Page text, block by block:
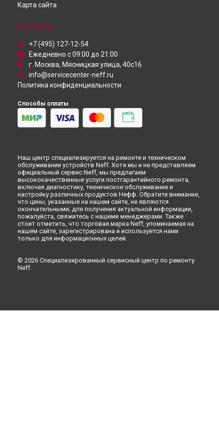
Ремонт стиральной машины Neff в
Ремонт стиральной машины Neff в
Ремонт стиральной машины Neff в
Карта сайта
КОНТАКТЫ
+7 (495) 127-12-54
Ежедневно с 09:00 до 21:00
г. Москва, Мясницкая улица, 40с16
info@servicecenter-neff.ru
Политика конфиденциальности
Способы оплаты
Наш центр специализируется на ремонте и техническом
обслуживании устройств Neff. Хотя мы и не представляем
официальный сервис Neff, мы предлагаем
высококачественные услуги постгарантийного ремонта,
включая диагностику, техническое обслуживание и
настройку различных продуктов Нефф. Обратите внимание,
что цены, указанные на нашем сайте, не являются
окончательными; для получения актуальной информации,
пожалуйста, свяжитесь с нашими менеджерами. Также
стоит отметить, что торговая марка Neff, упоминаемая на
нашем сайте, зарегистрирована и используется нами
только для информационных целей.
© 2026 Специализированный сервисный центр по ремонту
Neff.